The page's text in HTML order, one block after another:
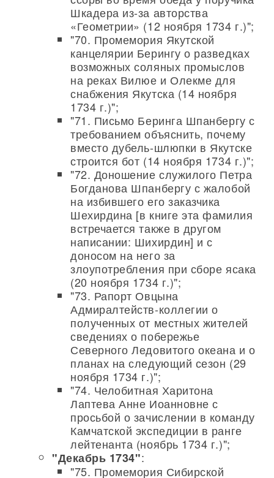
Шкадера из-за авторства
«Геометрии» (12 ноября 1734 г.)";
"70. Промемория Якутской
канцелярии Берингу о разведках
возможных соляных промыслов
на реках Вилюе и Олекме для
снабжения Якутска (14 ноября
1734 г.)";
"71. Письмо Беринга Шпанбергу с
требованием объяснить, почему
вместо дубель-шлюпки в Якутске
строится бот (14 ноября 1734 г.)";
"72. Доношение служилого Петра
Богданова Шпанбергу с жалобой
на избившего его заказчика
Шехирдина [в книге эта фамилия
встречается также в другом
написании: Шихирдин] и с
доносом на него за
злоупотребления при сборе ясака
(20 ноября 1734 г.)";
"73. Рапорт Овцына
Адмиралтейств-коллегии о
полученных от местных жителей
сведениях о побережье
Северного Ледовитого океана и о
планах на следующий сезон (29
ноября 1734 г.)";
"74. Челобитная Харитона
Лаптева Анне Иоанновне с
просьбой о зачислении в команду
Камчатской экспедиции в ранге
лейтенанта (ноябрь 1734 г.)";
"Декабрь 1734":
"75. Промемория Сибирской